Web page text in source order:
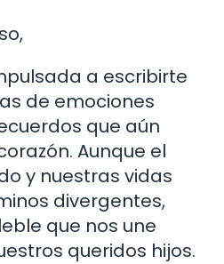
a escribirte
de emociones
que aún
Aunque el
y nuestras vidas
divergentes,
que nos une
queridos hijos.